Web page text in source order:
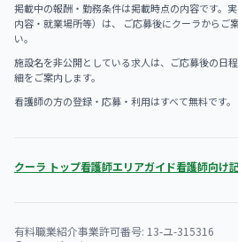
掲載中の報酬・勤務条件は掲載時点の内容です。
内容・就業場所等）は、 ご応募後にクーラからご
い。
施設名を非公開としている求人は、ご応募後の日
細をご案内します。
看護師の方の登録・応募・利用はすべて無料です。
クーラ トップ看護師エリアガイド看護師向け
有料職業紹介事業許可番号: 13-ユ-315316